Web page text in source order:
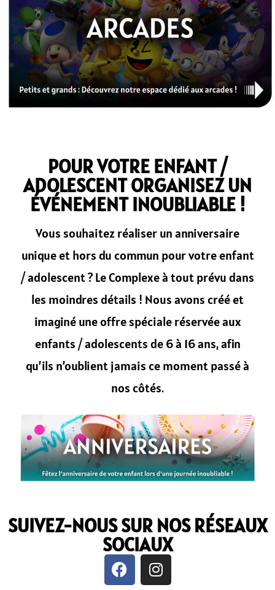
POUR VOTRE ENFANT /
ADOLESCENT ORGANISEZ UN
ÉVÉNEMENT INOUBLIABLE !
Vous souhaitez réaliser un anniversaire
unique et hors du commun pour votre enfant
/ adolescent ? Le Complexe à tout prévu dans
les moindres détails ! Nous avons créé et
imaginé une offre spéciale réservée aux
enfants / adolescents de 6 à 16 ans, afin
qu’ils n’oublient jamais ce moment passé à
nos côtés.
SUIVEZ-NOUS SUR NOS RÉSEAUX
SOCIAUX